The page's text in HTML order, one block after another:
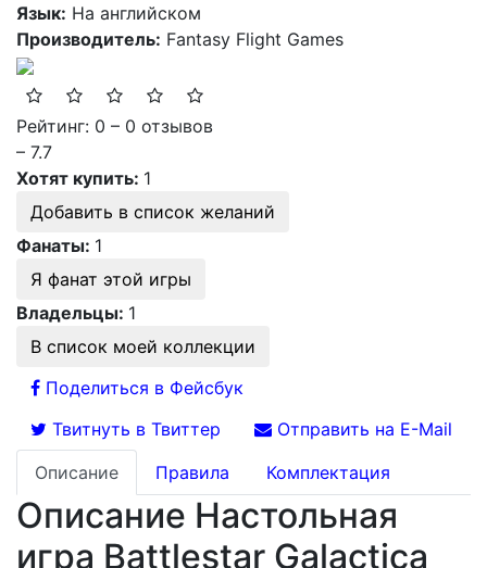
Язык: На английском
Производитель: Fantasy Flight Games
Рейтинг: 0 – 0 отзывов
– 7.7
Хотят купить: 1
Добавить в список желаний
Фанаты: 1
Я фанат этой игры
Владельцы: 1
В список моей коллекции
Поделиться в Фейсбук
Твитнуть в Твиттер
Отправить на E-Mail
Описание
Правила Комплектация
Описание Настольная
игра Battlestar Galactica